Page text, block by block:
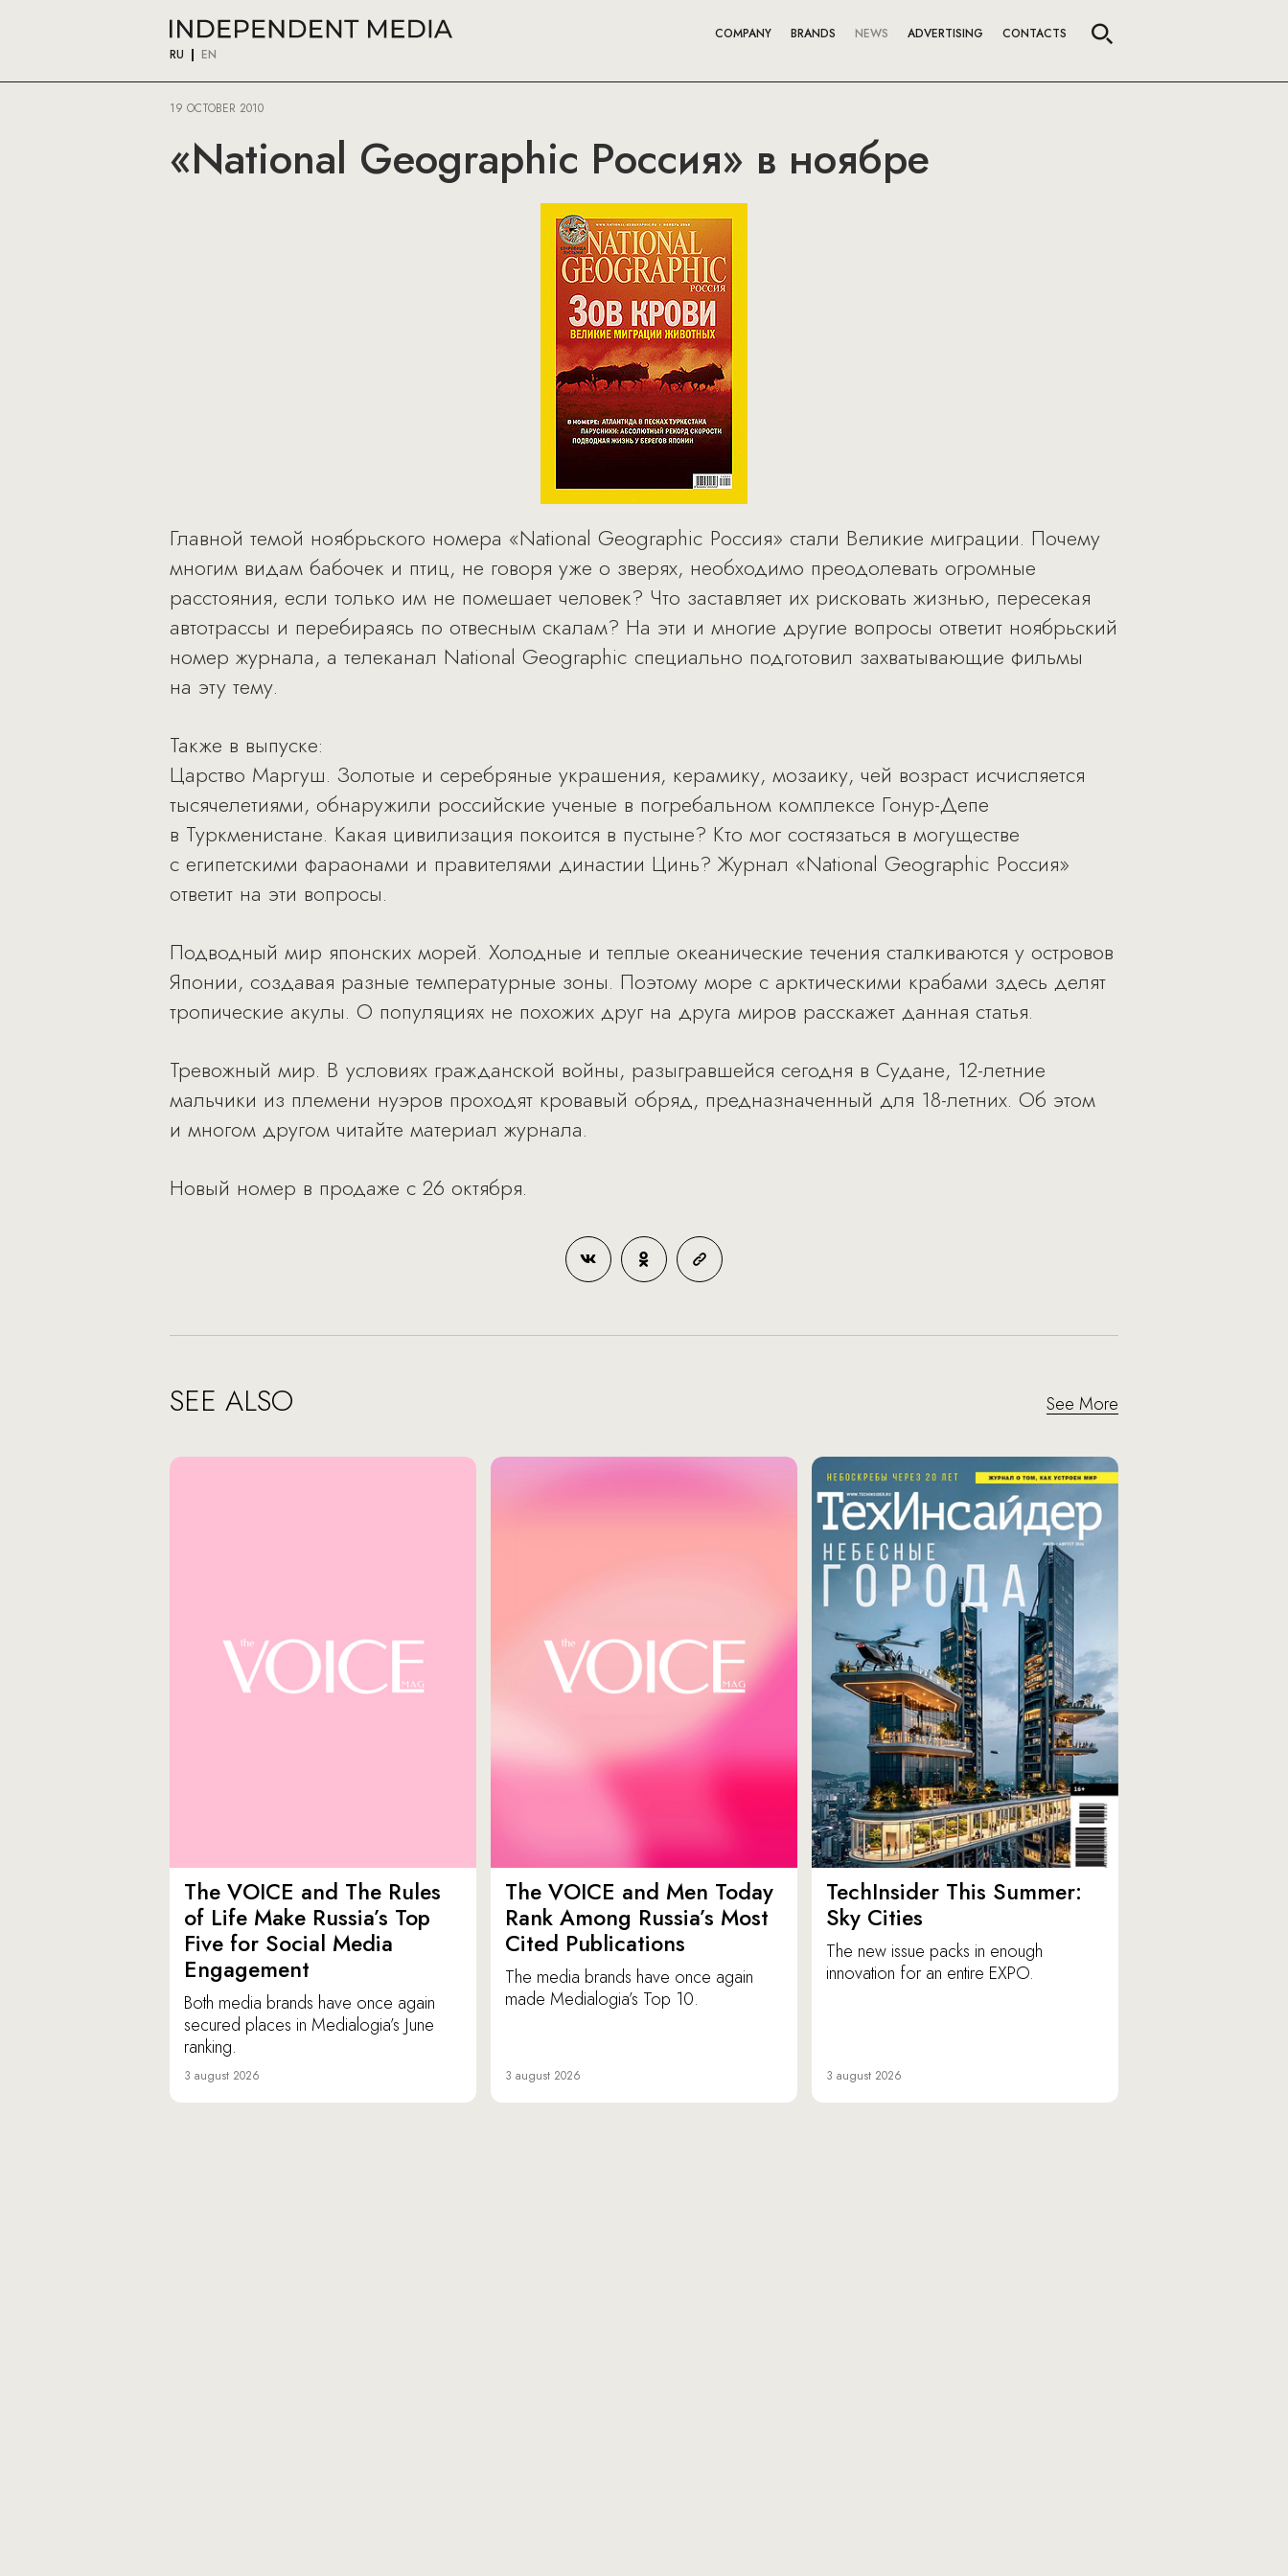
RU EN
COMPANY BRANDS NEWS ADVERTISING CONTACTS
19 OCTOBER 2010
«National Geographic Россия» в ноябре
Главной темой ноябрьского номера «National Geographic Россия» стали Великие миграции. Почему
многим видам бабочек и птиц, не говоря уже о зверях, необходимо преодолевать огромные
расстояния, если только им не помешает человек? Что заставляет их рисковать жизнью, пересекая
автотрассы и перебираясь по отвесным скалам? На эти и многие другие вопросы ответит ноябрьский
номер журнала, а телеканал National Geographic специально подготовил захватывающие фильмы
на эту тему.
Также в выпуске:
Царство Маргуш. Золотые и серебряные украшения, керамику, мозаику, чей возраст исчисляется
тысячелетиями, обнаружили российские ученые в погребальном комплексе Гонур-Депе
в Туркменистане. Какая цивилизация покоится в пустыне? Кто мог состязаться в могуществе
с египетскими фараонами и правителями династии Цинь? Журнал «National Geographic Россия»
ответит на эти вопросы.
Подводный мир японских морей. Холодные и теплые океанические течения сталкиваются у островов
Японии, создавая разные температурные зоны. Поэтому море с арктическими крабами здесь делят
тропические акулы. О популяциях не похожих друг на друга миров расскажет данная статья.
Тревожный мир. В условиях гражданской войны, разыгравшейся сегодня в Судане, 12-летние
мальчики из племени нуэров проходят кровавый обряд, предназначенный для 18-летних. Об этом
и многом другом читайте материал журнала.
Новый номер в продаже с 26 октября.
SEE ALSO See More
The VOICE and The Rules
of Life Make Russia’s Top
Five for Social Media
Engagement
Both media brands have once again
secured places in Medialogia’s June
ranking.
3 august 2026
The VOICE and Men Today
Rank Among Russia’s Most
Cited Publications
The media brands have once again
made Medialogia’s Top 10.
3 august 2026
TechInsider This Summer:
Sky Cities
The new issue packs in enough
innovation for an entire EXPO.
3 august 2026